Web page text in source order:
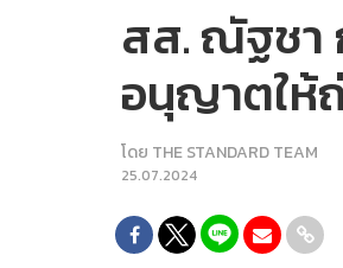
สส. ณัฐชา
อนุญาตให้
โดย THE STANDARD TEAM
25.07.2024